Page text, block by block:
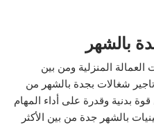
بالشهر
المنزلية ومن بين
شغالات بجدة بالشهر من
بدنية وقدرة على أداء المهام
بالشهر جدة من بين الأكثر